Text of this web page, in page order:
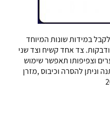
לקבל במידות שונות המיוחד
צד אחד קשיח וצד שני
וצפיפותו תאפשר שימוש
וניתן להסרה וכיבוס ,מזרן